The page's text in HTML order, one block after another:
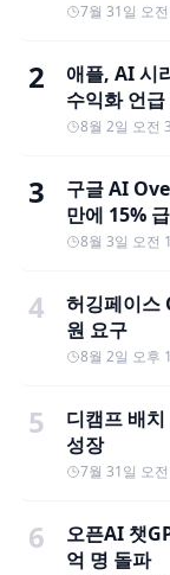
7월 31일 오
2
애플, AI 시
수익화 언급
8월 2일 오전
3
구글 AI
만에 15%
8월 3일 오전
4
허깅페이스
원 요구
8월 2일 오후
5
디캠프 배
성장
7월 31일 오
6
오픈AI 챗
억 명 돌파